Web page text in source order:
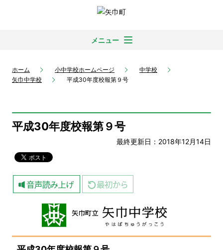
メニュー
ホーム 小中学校ホームページ
中学校
矢巾中学校
平成30年度校報第９号
平成30年度校報第９号
最終更新日：2018年12月14日